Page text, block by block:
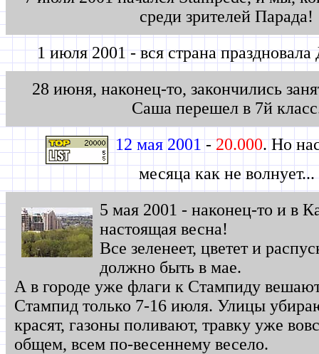
среди зрителей Парада!
1 июля 2001 - вся страна
28 июня, наконец-то, закончились
Саша перешел в 7й
12 мая 2001-20.000. Но
месяца как не волнует...
5 мая 2001 - наконец-то и в
настоящая весна!
Все зеленеет, цветет и
должно быть в мае.
А в городе уже флаги к Стампиду
Стампид только 7-16 июля. Улицы
красят, газоны поливают, травку уже
общем, всем по-весеннему весело.